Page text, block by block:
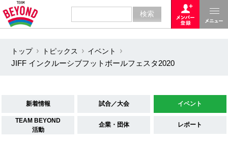
トップ トピックス
イベント
JIFF インクルーシブフットボールフェスタ2020
新着情報 試合／大会 イベント
TEAM BEYOND
活動
企業・団体 レポート